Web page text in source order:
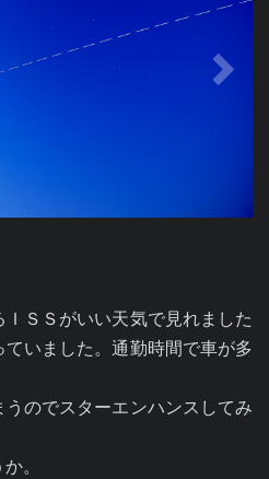
ＳＳがいい天気で見れました
いました。通勤時間で車が多
のでスターエンハンスしてみ
。